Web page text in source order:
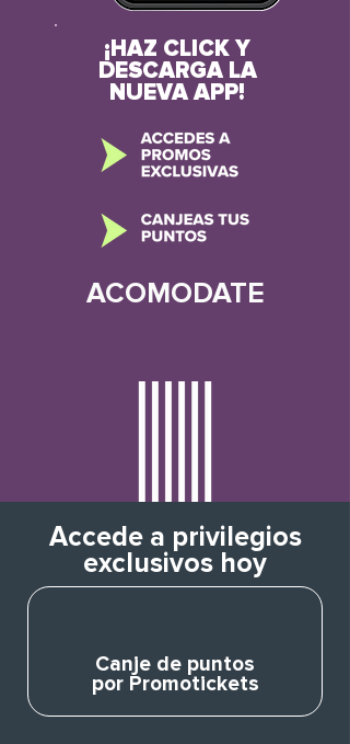
¡HAZ CLICK Y
DESCARGA LA
NUEVA APP!
ACOMODATE
Accede a privilegios
exclusivos hoy
Canje de puntos
por Promotickets